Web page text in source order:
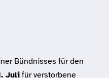
Bündnisses für den
Julifür verstorbene